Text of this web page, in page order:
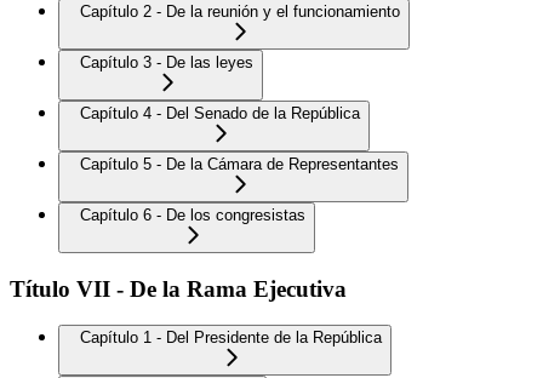
Capítulo 2 - De la reunión y el funcionamiento
Capítulo 3 - De las leyes
Capítulo 4 - Del Senado de la República
Capítulo 5 - De la Cámara de Representantes
Capítulo 6 - De los congresistas
Título VII - De la Rama Ejecutiva
Capítulo 1 - Del Presidente de la República